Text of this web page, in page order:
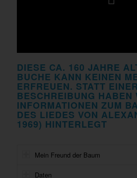
DIESE CA. 160 JAHRE
BUCHE KANN KEINEN
ERFREUEN. STATT EINER
BESCHREIBUNG HABEN
INFORMATIONEN ZUM
DES LIEDES VON
1969) HINTERLEGT
Mein Freund der Baum
Daten